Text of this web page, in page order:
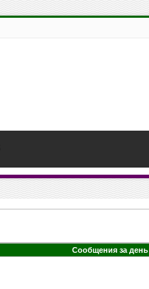
Сообщения за день